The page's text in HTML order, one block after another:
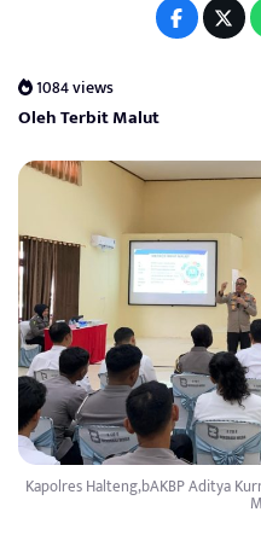
1084 views
Oleh Terbit Malut
Kapolres Halteng,bAKBP Aditya